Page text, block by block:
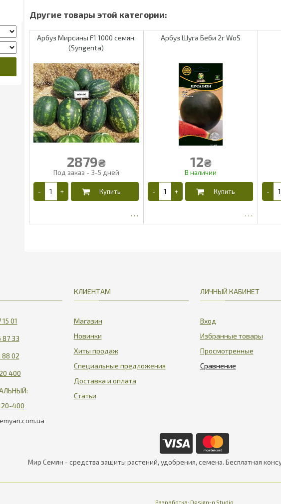
Арбуз Мирсины F1 1000 семян.
(Syngenta)
2879₴
Арбуз Шуга Беби 2г WoS
12₴
01
87 33
88 02
400
400
КЛИЕНТАМ
Магазин
Новинки
Хиты продаж
Специальные предложения
Доставка и оплата
Статьи
ЛИЧНЫЙ КАБИНЕТ
Вход
Избранные товары
Просмотренные
Мир Семян - средства защиты растений, удобрения, семена. Бесплатная
Разработка: Design-n Studio